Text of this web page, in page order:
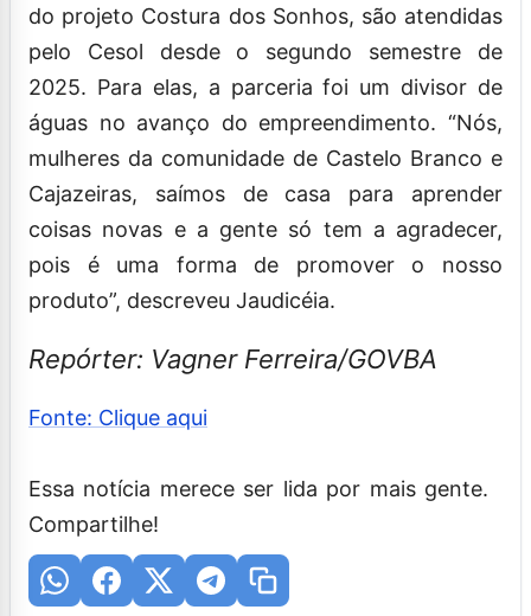
do projeto Costura dos Sonhos, são atendidas
pelo Cesol desde o segundo semestre de
2025. Para elas, a parceria foi um divisor de
águas no avanço do empreendimento. “Nós,
mulheres da comunidade de Castelo Branco e
Cajazeiras, saímos de casa para aprender
coisas novas e a gente só tem a agradecer,
pois é uma forma de promover o nosso
produto”, descreveu Jaudicéia.
Repórter: Vagner Ferreira/GOVBA
Fonte: Clique aqui
Essa notícia merece ser lida por mais gente.
Compartilhe!